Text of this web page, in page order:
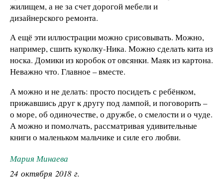
жилищем, а не за счет дорогой мебели и
дизайнерского ремонта.
А ещё эти иллюстрации можно срисовывать. Можно,
например, сшить куколку-Ника. Можно сделать кита из
носка. Домики из коробок от овсянки. Маяк из картона.
Неважно что. Главное – вместе.
А можно и не делать: просто посидеть с ребёнком,
прижавшись друг к другу под лампой, и поговорить –
о море, об одиночестве, о дружбе, о смелости и о чуде.
А можно и помолчать, рассматривая удивительные
книги о маленьком мальчике и силе его любви.
Мария Минаева
24 октября 2018 г.